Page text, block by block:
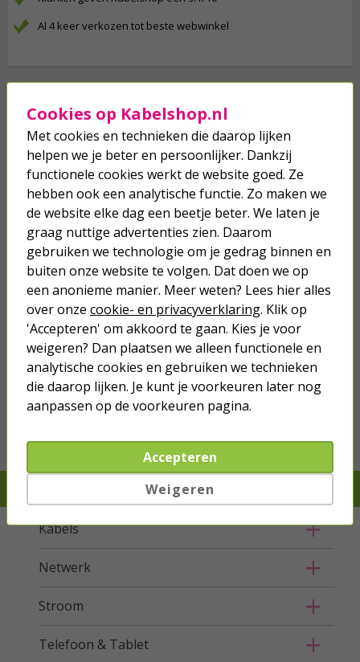
Je verwacht het niet
Turbo onkruidverdelger (Concentraat,
3x 100ml) | Ook voor je gazon!
43,50
40,
89
we hebben het wel
Al 4 keer verkozen tot beste webwinkel
Je verwacht het niet, we hebben het wel
Kabels
Netwerk
Stroom
Telefoon & Tablet
Cookies op Kabelshop.nl
Met cookies en technieken die daarop lijken
helpen we je beter en persoonlijker. Dankzij
functionele cookies werkt de website goed. Ze
hebben ook een analytische functie. Zo maken we
de website elke dag een beetje beter. We laten je
graag nuttige advertenties zien. Daarom
gebruiken we technologie om je gedrag binnen en
buiten onze website te volgen. Dat doen we op
een anonieme manier. Meer weten? Lees hier alles
over onze cookie- en privacyverklaring. Klik op
'Accepteren' om akkoord te gaan. Kies je voor
weigeren? Dan plaatsen we alleen functionele en
analytische cookies en gebruiken we technieken
die daarop lijken. Je kunt je voorkeuren later nog
aanpassen op de voorkeuren pagina.
Accepteren
Weigeren